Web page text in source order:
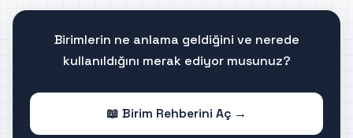
Birimlerin ne anlama geldiğini ve nerede
kullanıldığını merak ediyor musunuz?
📖 Birim Rehberini Aç →